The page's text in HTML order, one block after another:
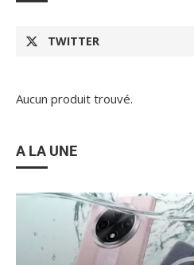
TWITTER
Aucun produit trouvé.
A LA UNE